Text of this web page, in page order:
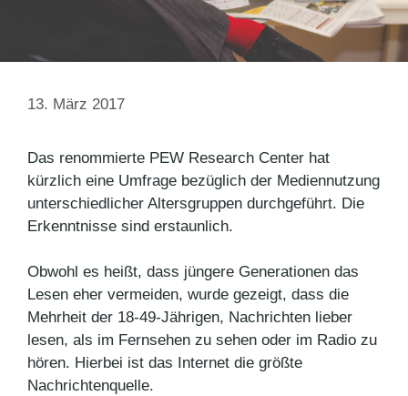
13. März 2017
Das renommierte PEW Research Center hat
kürzlich eine Umfrage bezüglich der Mediennutzung
unterschiedlicher Altersgruppen durchgeführt. Die
Erkenntnisse sind erstaunlich.
Obwohl es heißt, dass jüngere Generationen das
Lesen eher vermeiden, wurde gezeigt, dass die
Mehrheit der 18-49-Jährigen, Nachrichten lieber
lesen, als im Fernsehen zu sehen oder im Radio zu
hören. Hierbei ist das Internet die größte
Nachrichtenquelle.